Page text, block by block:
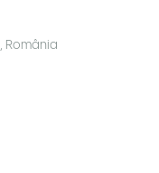
, România